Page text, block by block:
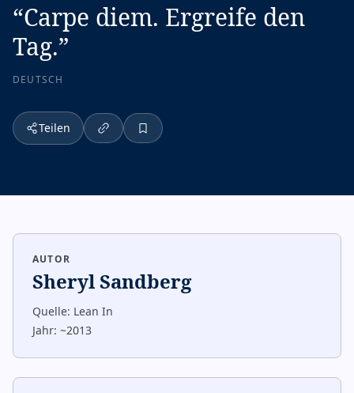
“Carpe diem. Ergreife den
Tag.”
DEUTSCH
Teilen
AUTOR
Sheryl Sandberg
Quelle: Lean In
Jahr: ~2013